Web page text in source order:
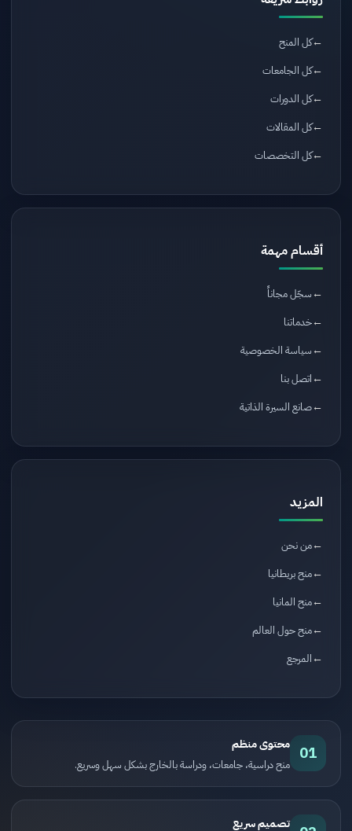
كل المنح
كل الجامعات
كل الدورات
كل المقالات
كل التخصصات
أقسام مهمة
سجّل مجاناً
خدماتنا
سياسة الخصوصية
اتصل بنا
صانع السيرة الذاتية
المزيد
من نحن
منح بريطانيا
منح المانيا
منح حول العالم
المرجع
01 محتوى منظم
منح دراسية، جامعات، ودراسة بالخارج بشكل سهل وسريع.
تصميم سريع